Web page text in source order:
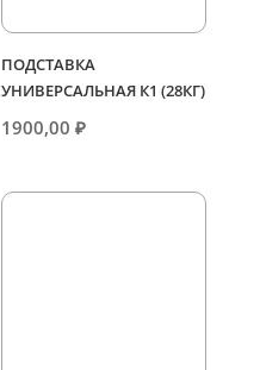
ПОДСТАВКА
УНИВЕРСАЛЬНАЯ К1 (28КГ)
1900,00₽